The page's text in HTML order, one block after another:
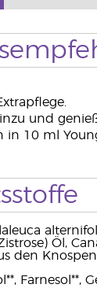
und
10 ml
Öl,
den Knospen.
Farnesol**,